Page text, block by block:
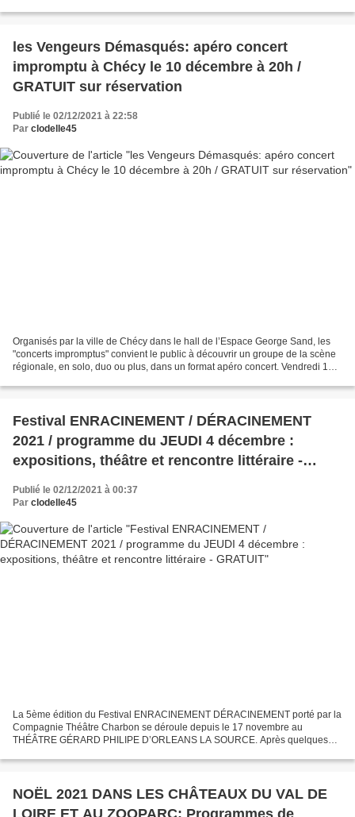
les Vengeurs Démasqués: apéro concert
impromptu à Chécy le 10 décembre à 20h /
GRATUIT sur réservation
Publié le 02/12/2021 à 22:58
Par clodelle45
Organisés par la ville de Chécy dans le hall de l’Espace George Sand, les
"concerts impromptus" convient le public à découvrir un groupe de la scène
régionale, en solo, duo ou plus, dans un format apéro concert. Vendredi 10
Festival ENRACINEMENT / DÉRACINEMENT
2021 / programme du JEUDI 4 décembre :
expositions, théâtre et rencontre littéraire -
Publié le 02/12/2021 à 00:37
Par clodelle45
La 5ème édition du Festival ENRACINEMENT DÉRACINEMENT porté par la
Compagnie Théâtre Charbon se déroule depuis le 17 novembre au
THÉÂTRE GÉRARD PHILIPE D’ORLEANS LA SOURCE. Après quelques
NOËL 2021 DANS LES CHÂTEAUX DU VAL DE